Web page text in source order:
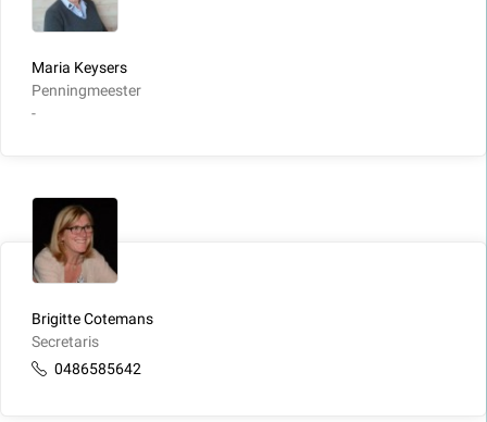
Maria Keysers
Penningmeester
-
Brigitte Cotemans
Secretaris
0486585642